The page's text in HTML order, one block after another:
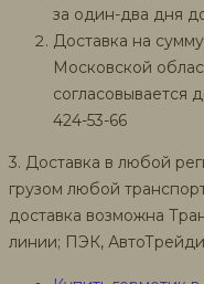
за один-два дня
Доставка на
Московской
согласовывается
424-53-66
3. Доставка в любой
грузом любой
доставка возможна
линии; ПЭК,